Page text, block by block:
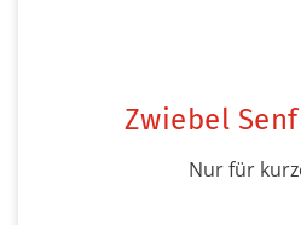
Zwiebel
Nur für